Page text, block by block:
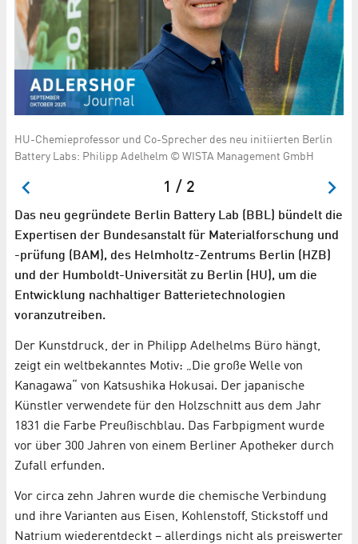
HU-Chemieprofessor und Co-Sprecher des neu initiierten Berlin
Battery Labs: Philipp Adelhelm © WISTA Management GmbH
1 / 2
Das neu gegründete Berlin Battery Lab (BBL) bündelt die
Expertisen der Bundesanstalt für Materialforschung und
-prüfung (BAM), des Helmholtz-Zentrums Berlin (HZB)
und der Humboldt-Universität zu Berlin (HU), um die
Entwicklung nachhaltiger Batterietechnologien
voranzutreiben.
Der Kunstdruck, der in Philipp Adelhelms Büro hängt,
zeigt ein weltbekanntes Motiv: „Die große Welle von
Kanagawa“ von Katsushika Hokusai. Der japanische
Künstler verwendete für den Holzschnitt aus dem Jahr
1831 die Farbe Preußischblau. Das Farbpigment wurde
vor über 300 Jahren von einem Berliner Apotheker durch
Zufall erfunden.
Vor circa zehn Jahren wurde die chemische Verbindung
und ihre Varianten aus Eisen, Kohlenstoff, Stickstoff und
Natrium wiederentdeckt – allerdings nicht als preiswerter